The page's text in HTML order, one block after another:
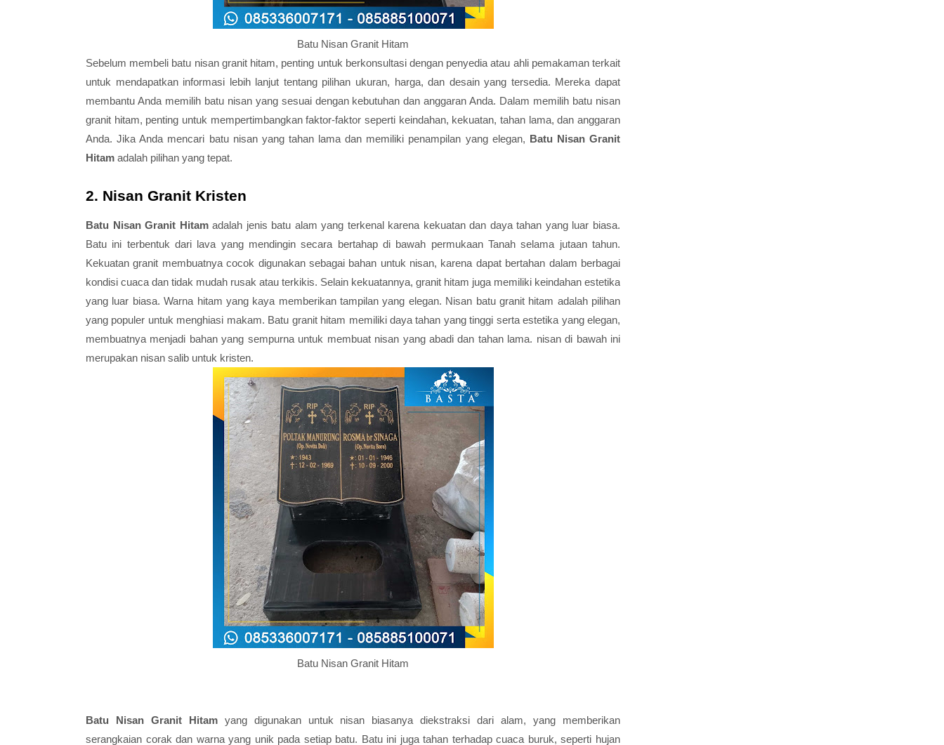
Batu Nisan Granit Hitam
Sebelum membeli batu nisan granit hitam, penting untuk berkonsultasi dengan penyedia atau ahli pemakaman terkait
untuk mendapatkan informasi lebih lanjut tentang pilihan ukuran, harga, dan desain yang tersedia. Mereka dapat
membantu Anda memilih batu nisan yang sesuai dengan kebutuhan dan anggaran Anda. Dalam memilih batu nisan
granit hitam, penting untuk mempertimbangkan faktor-faktor seperti keindahan, kekuatan, tahan lama, dan anggaran
Anda. Jika Anda mencari batu nisan yang tahan lama dan memiliki penampilan yang elegan, Batu Nisan Granit
Hitam adalah pilihan yang tepat.
2. Nisan Granit Kristen
Batu Nisan Granit Hitamadalah jenis batu alam yang terkenal karena kekuatan dan daya tahan yang luar biasa.
Batu ini terbentuk dari lava yang mendingin secara bertahap di bawah permukaan Tanah selama jutaan tahun.
Kekuatan granit membuatnya cocok digunakan sebagai bahan untuk nisan, karena dapat bertahan dalam berbagai
kondisi cuaca dan tidak mudah rusak atau terkikis. Selain kekuatannya, granit hitam juga memiliki keindahan estetika
yang luar biasa. Warna hitam yang kaya memberikan tampilan yang elegan. Nisan batu granit hitam adalah pilihan
yang populer untuk menghiasi makam. Batu granit hitam memiliki daya tahan yang tinggi serta estetika yang elegan,
membuatnya menjadi bahan yang sempurna untuk membuat nisan yang abadi dan tahan lama. nisan di bawah ini
merupakan nisan salib untuk kristen.
Batu Nisan Granit Hitam
Batu Nisan Granit Hitamyang digunakan untuk nisan biasanya diekstraksi dari alam, yang memberikan
serangkaian corak dan warna yang unik pada setiap batu. Batu ini juga tahan terhadap cuaca buruk, seperti hujan